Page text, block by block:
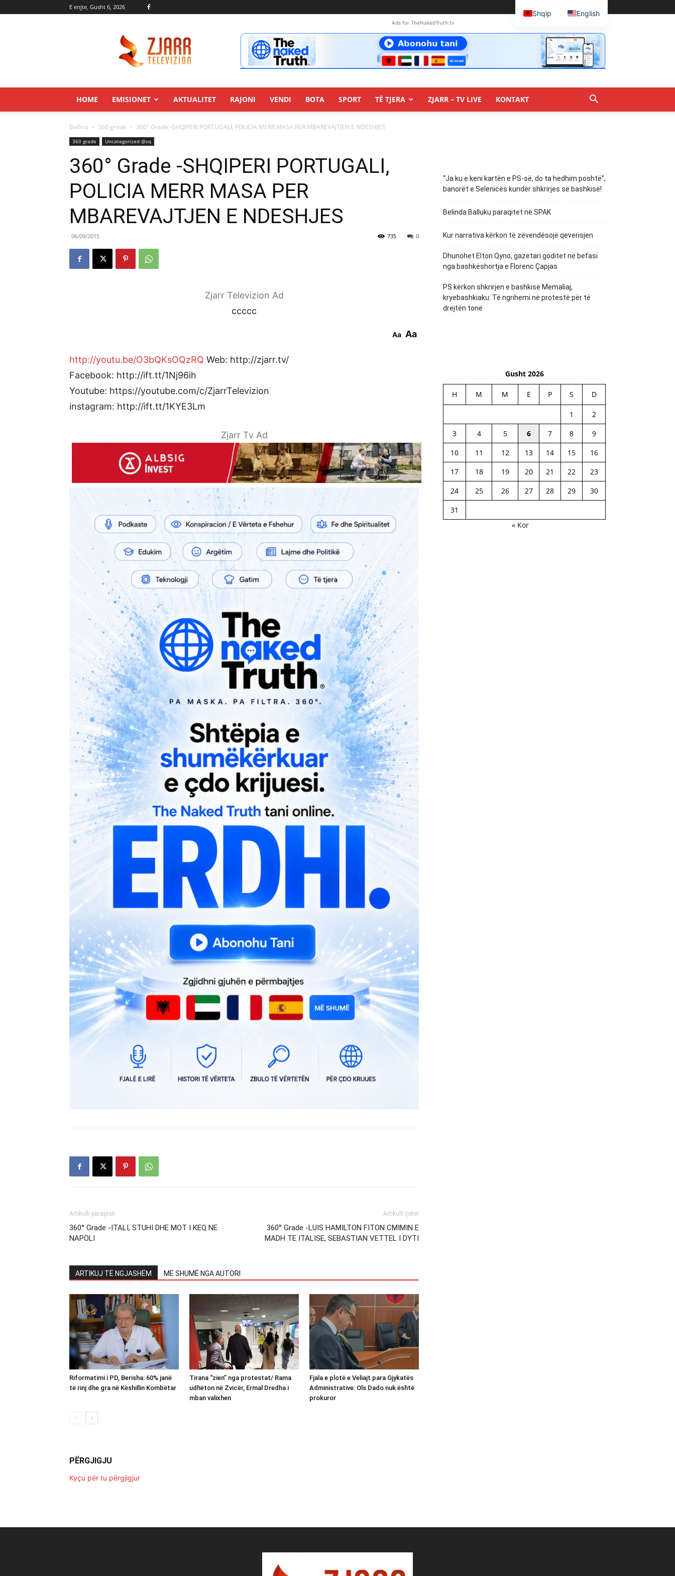
E enjte, Gusht 6, 2026
Ads for TheNakedTruth.tv
HOME EMISIONET AKTUALITET RAJONI VENDI BOTA SPORT TË TJERA ZJARR – TV LIVE KONTAKT
Ballina 360 grade 360° Grade -SHQIPERI PORTUGALI, POLICIA MERR MASA PER MBAREVAJTJEN E NDESHJES
360 grade Uncategorized @sq
360° Grade -SHQIPERI PORTUGALI,
POLICIA MERR MASA PER
MBAREVAJTJEN E NDESHJES
06/09/2015 0
735
Zjarr Televizion Ad
ccccc
Aa Aa
http://youtu.be/O3bQKsOQzRQ Web: http://zjarr.tv/
Facebook: http://ift.tt/1Nj96ih
Youtube: https://youtube.com/c/ZjarrTelevizion
instagram: http://ift.tt/1KYE3Lm
Zjarr Tv Ad
Artikulli paraprak
360° Grade -ITALI, STUHI DHE MOT I KEQ NE
NAPOLI
Artikulli tjetër
360° Grade -LUIS HAMILTON FITON CMIMIN E
MADH TE ITALISE, SEBASTIAN VETTEL I DYTI
ARTIKUJ TË NGJASHËM MË SHUMË NGA AUTORI
Riformatimi i PD, Berisha: 60% janë
të rinj dhe gra në Këshillin Kombëtar
Tirana “zien” nga protestat/ Rama
udhëton në Zvicër, Ermal Dredha i
mban valixhen
Fjala e plotë e Veliajt para Gjykatës
Administrative: Ols Dado nuk është
prokuror
PËRGJIGJU
Kyçu për tu përgjigjur
“Ja ku e keni kartën e PS-së, do ta hedhim poshtë”,
banorët e Selenicës kundër shkrirjes së bashkisë!
Belinda Balluku paraqitet në SPAK
Kur narrativa kërkon të zëvendësojë qeverisjen
Dhunohet Elton Qyno, gazetari goditet në befasi
nga bashkëshortja e Florenc Çapjas
PS kërkon shkrirjen e bashkisë Memaliaj,
kryebashkiaku: Të ngrihemi në protestë për të
drejtën tonë
Gusht 2026
H M M E P S D
1
2
3
4 5 6 7 8
9
10
11 12 13 14 15
16
17
18 19 20 21 22
23
24
25 26 27 28 29
30
31
« Kor
Shqip English